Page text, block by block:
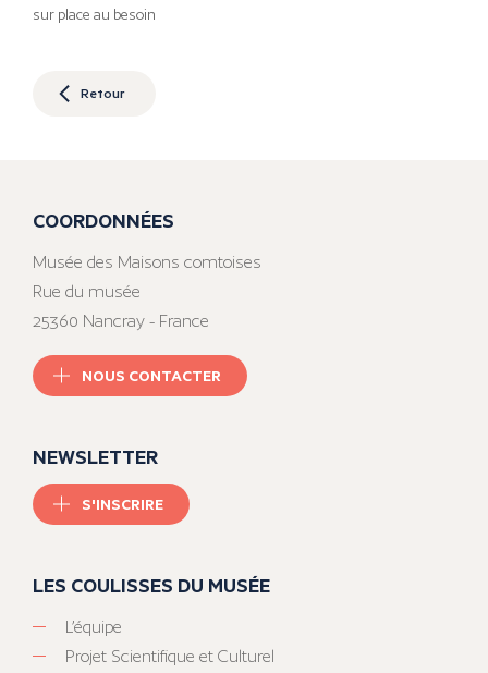
sur place au besoin
Retour
COORDONNÉES
Musée des Maisons comtoises
Rue du musée
25360 Nancray - France
NOUS CONTACTER
NEWSLETTER
S'INSCRIRE
LES COULISSES DU MUSÉE
L’équipe
Projet Scientifique et Culturel